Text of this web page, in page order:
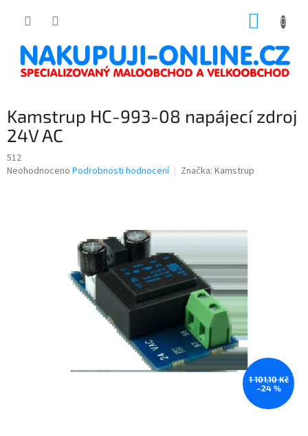
Kamstrup HC-993-08 napájecí zdroj
24V AC
512
Průměrné
Neohodnoceno Podrobnosti hodnocení Značka: Kamstrup
1 101,10 Kč
–24 %